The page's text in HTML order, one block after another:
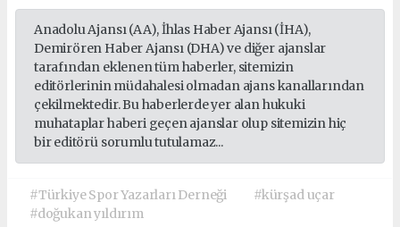
Anadolu Ajansı (AA), İhlas Haber Ajansı (İHA),
Demirören Haber Ajansı (DHA) ve diğer ajanslar
tarafından eklenen tüm haberler, sitemizin
editörlerinin müdahalesi olmadan ajans kanallarından
çekilmektedir. Bu haberlerde yer alan hukuki
muhataplar haberi geçen ajanslar olup sitemizin hiç
bir editörü sorumlu tutulamaz...
#Türkiye Spor Yazarları Derneği
#kürşad uçar
#doğukan yıldırım